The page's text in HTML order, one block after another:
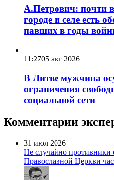
А.Петрович: почти
городе и селе есть
павших в годы
11:2705 авг 2026
В Литве мужчина
ограничения
социальной сети
Комментарии
31 июл 2026
Не случайно противники
Православной Церкви